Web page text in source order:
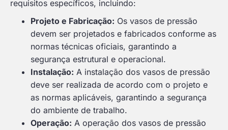
requisitos específicos, incluindo:
Projeto e Fabricação: Os vasos de pressão
devem ser projetados e fabricados conforme as
normas técnicas oficiais, garantindo a
segurança estrutural e operacional.
Instalação: A instalação dos vasos de pressão
deve ser realizada de acordo com o projeto e
as normas aplicáveis, garantindo a segurança
do ambiente de trabalho.
Operação: A operação dos vasos de pressão